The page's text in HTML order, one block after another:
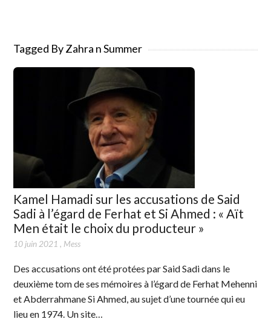
Tagged By Zahra n Summer
Kamel Hamadi sur les accusations de Said
Sadi à l’égard de Ferhat et Si Ahmed : « Aït
Men était le choix du producteur »
10 juin 2021 , Mess
Des accusations ont été protées par Said Sadi dans le
deuxième tom de ses mémoires à l’égard de Ferhat Mehenni
et Abderrahmane Si Ahmed, au sujet d’une tournée qui eu
lieu en 1974. Un site…